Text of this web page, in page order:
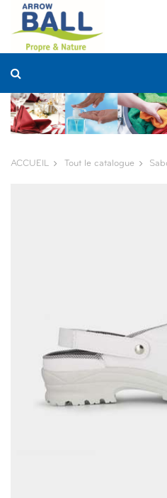
ACCUEIL Tout le catalogue
Panneau de gestion des cookies